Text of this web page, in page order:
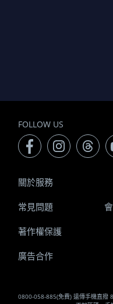
FOLLOW US
0800-058-885(免費) 遠傳手機直撥
關於服務
常見問題
著作權保護
廣告合作